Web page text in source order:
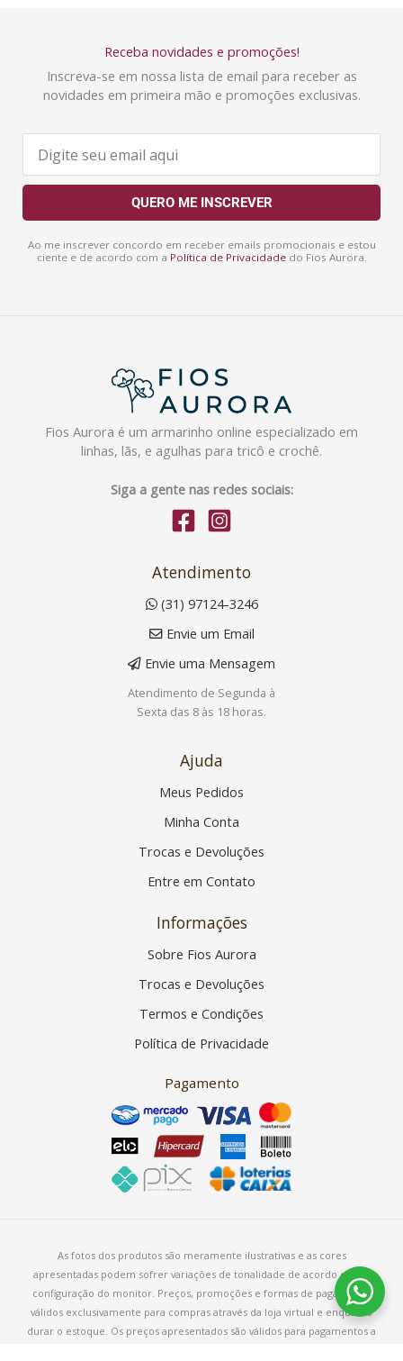
Receba novidades e promoções!
Inscreva-se em nossa lista de email para receber as
novidades em primeira mão e promoções exclusivas.
m
i
QUERO ME INSCREVER
Ao me inscrever concordo em receber emails promocionais e estou
ciente e de acordo com a Política de Privacidadedo Fios Aurora.
Fios Aurora é um armarinho online especializado em
linhas, lãs, e agulhas para tricô e crochê.
Siga a gente nas redes sociais:
Atendimento
(31) 97124-3246
Envie um Email
Envie uma Mensagem
Atendimento de Segunda à
Sexta das 8 às 18 horas.
Ajuda
Meus Pedidos
Minha Conta
Trocas e Devoluções
Entre em Contato
Informações
Sobre Fios Aurora
Trocas e Devoluções
Termos e Condições
Política de Privacidade
Pagamento
As fotos dos produtos são meramente ilustrativas e as cores
apresentadas podem sofrer variações de tonalidade de acordo com a
configuração do monitor. Preços, promoções e formas de pagamento
válidos exclusivamente para compras através da loja virtual e enquanto
durar o estoque. Os preços apresentados são válidos para pagamentos a